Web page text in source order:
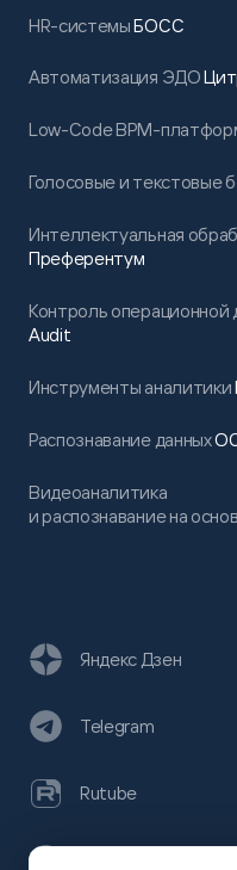
HR-системыБОСС
Автоматизация ЭДО
Low-Code BPM-
Голосовые и текстовые
Интеллектуальная
Преферентум
Контроль операционной
Audit
Инструменты аналитики
Распознавание данных
Видеоаналитика
и распознавание на
Яндекс Дзен
Telegram
Rutube